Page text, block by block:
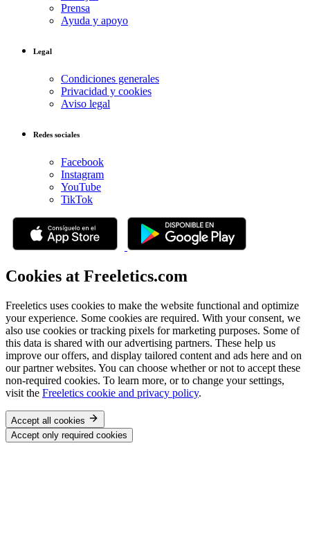
Prensa
Ayuda y apoyo
Legal
Condiciones generales
Privacidad y cookies
Aviso legal
Redes sociales
Facebook
Instagram
YouTube
TikTok
Cookies at Freeletics.com
Freeletics uses cookies to make the website functional and optimize
your experience. Some cookies are required. With your consent, we
also use cookies or tracking pixels for marketing purposes. Some of
this data is shared with our advertising partners. These help us
improve our offers, and display tailored content and ads here and on
our partner websites. You can choose whether or not to accept these
non-required cookies. To learn more, or to change your settings,
visit the Freeletics cookie and privacy policy.
Accept all cookies
Accept only required cookies